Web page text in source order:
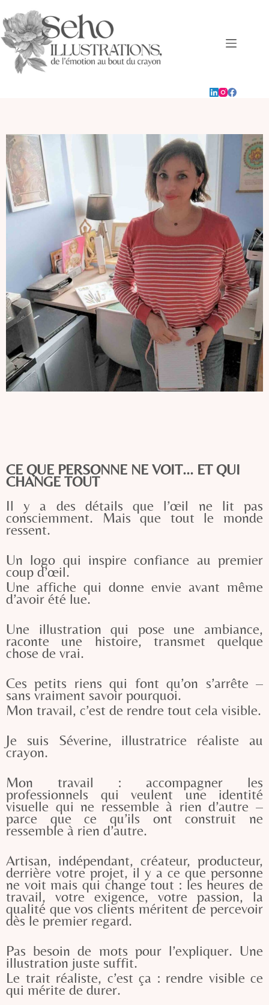
CE QUE PERSONNE NE VOIT... ET QUI
CHANGE TOUT
Il y a des détails que l’œil ne lit pas
consciemment. Mais que tout le monde
ressent.
Un logo qui inspire confiance au premier
coup d’œil.
Une affiche qui donne envie avant même
d’avoir été lue.
Une illustration qui pose une ambiance,
raconte une histoire, transmet quelque
chose de vrai.
Ces petits riens qui font qu’on s’arrête –
sans vraiment savoir pourquoi.
Mon travail, c’est de rendre tout cela visible.
Je suis Séverine, illustratrice réaliste au
crayon.
Mon travail : accompagner les
professionnels qui veulent une identité
visuelle qui ne ressemble à rien d’autre –
parce que ce qu’ils ont construit ne
ressemble à rien d’autre.
Artisan, indépendant, créateur, producteur,
derrière votre projet, il y a ce que personne
ne voit mais qui change tout : les heures de
travail, votre exigence, votre passion, la
qualité que vos clients méritent de percevoir
dès le premier regard.
Pas besoin de mots pour l’expliquer. Une
illustration juste suffit.
Le trait réaliste, c’est ça : rendre visible ce
qui mérite de durer.